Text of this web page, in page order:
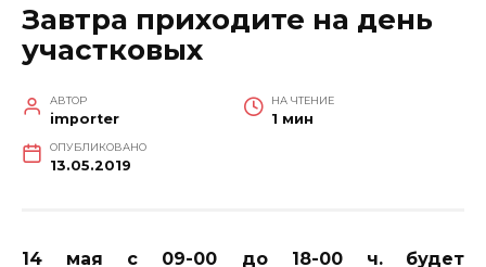
Завтра приходите на день
участковых
АВТОР
importer
НА ЧТЕНИЕ
1 мин
ОПУБЛИКОВАНО
13.05.2019
14 мая с 09-00 до 18-00 ч.
будет